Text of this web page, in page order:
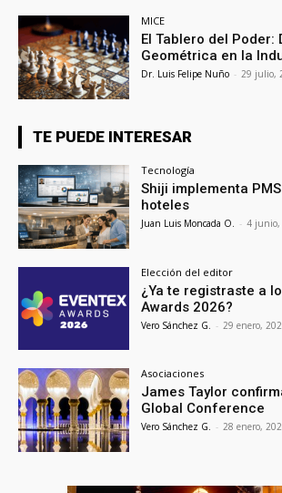
MICE
El Tablero del Poder:
Geométrica en la
Dr. Luis Felipe Nuño - 29 julio,
TE PUEDE INTERESAR
Tecnología
Shiji implementa
hoteles
Juan Luis Moncada O. - 4 junio,
Elección del editor
¿Ya te registraste a
Awards 2026?
Vero Sánchez G. - 29 enero,
Asociaciones
James Taylor
Global Conference
Vero Sánchez G. - 28 enero,